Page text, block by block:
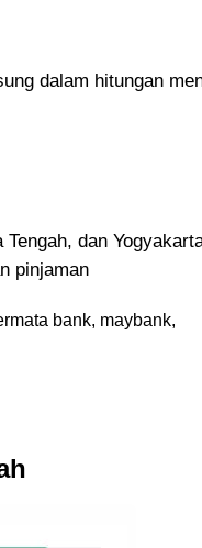
dalam hitungan
dan
pinjaman
bank, maybank,